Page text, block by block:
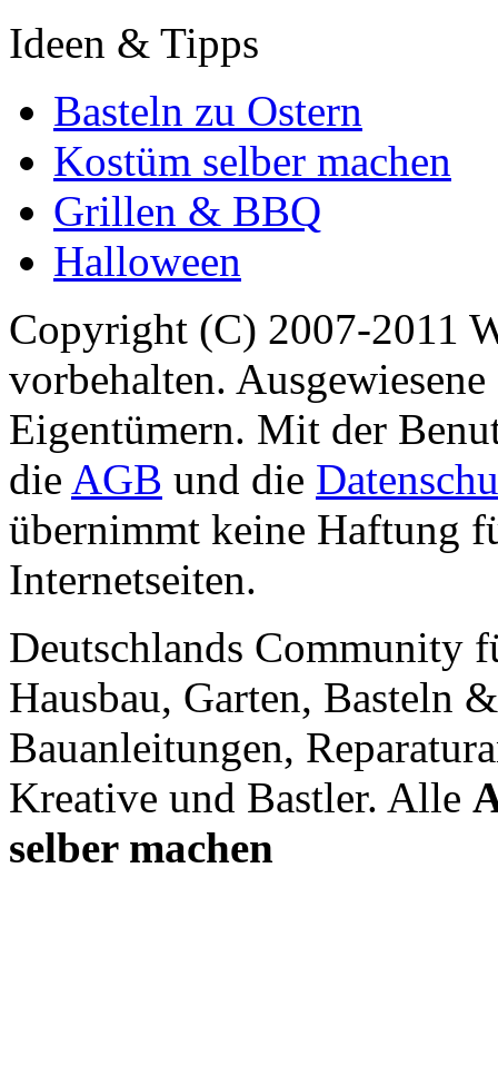
Ideen & Tipps
Basteln zu Ostern
Kostüm selber machen
Grillen & BBQ
Halloween
Copyright (C) 2007-2011
vorbehalten.
Eigentümern. Mit der
die AGB und die
übernimmt keine Haftung
Internetseiten.
Deutschlands Community
Hausbau, Garten, Basteln
Bauanleitungen,
Kreative und Bastler. Alle
selber machen